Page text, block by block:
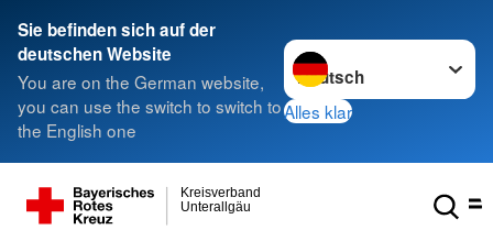
Sie befinden sich auf der
deutschen Website
You are on the German website,
you can use the switch to switch to
the English one
Sprache wechseln zu
Alles klar
Unterallgäu
Kreisverband